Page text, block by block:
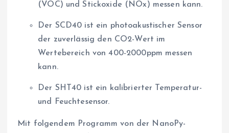
(VOC) und Stickoxide (NOx) messen kann.
Der SCD40 ist ein photoakustischer Sensor
der zuverlässig den CO2-Wert im
Wertebereich von 400-2000ppm messen
kann.
Der SHT40 ist ein kalibrierter Temperatur-
und Feuchtesensor.
Mit folgendem Programm von der NanoPy-